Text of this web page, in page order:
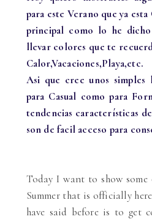
para este Verano que ya
principal como lo he
llevar colores que te
Calor,Vacaciones,Playa,etc.
Asi que cree unos
para Casual como para
tendencias características
son de facil acceso para
Today I want to show
Summer that is officially
have said before is to get